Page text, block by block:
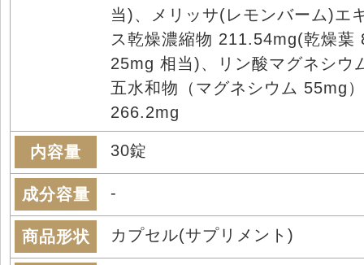
当)、メリッサ(レモンバーム)エ
ス乾燥濃縮物 211.54mg(乾燥葉
25mg 相当)、リン酸マグネシウ
五水和物（マグネシウム 55mg）
266.2mg
内容量 30錠
成分容量 -
商品形状 カプセル(サプリメント)